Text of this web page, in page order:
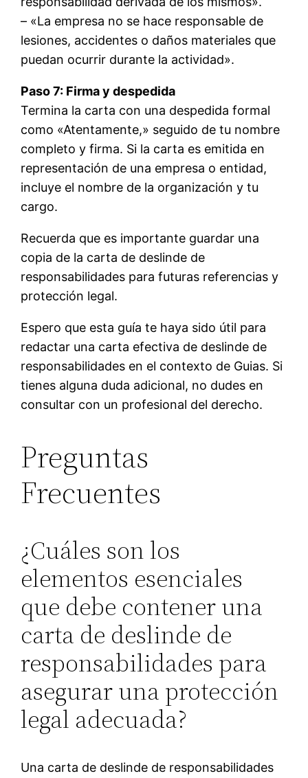
– «La empresa no se hace responsable de
lesiones, accidentes o daños materiales que
puedan ocurrir durante la actividad».
Paso 7: Firma y despedida
Termina la carta con una despedida formal
como «Atentamente,» seguido de tu nombre
completo y firma. Si la carta es emitida en
representación de una empresa o entidad,
incluye el nombre de la organización y tu
cargo.
Recuerda que es importante guardar una
copia de la carta de deslinde de
responsabilidades para futuras referencias y
protección legal.
Espero que esta guía te haya sido útil para
redactar una carta efectiva de deslinde de
responsabilidades en el contexto de Guias. Si
tienes alguna duda adicional, no dudes en
consultar con un profesional del derecho.
Preguntas
Frecuentes
¿Cuáles son los
elementos esenciales
que debe contener una
carta de deslinde de
responsabilidades para
asegurar una protección
legal adecuada?
Una carta de deslinde de responsabilidades